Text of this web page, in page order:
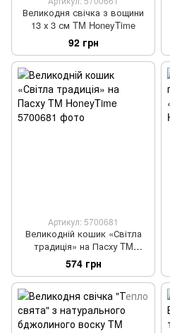
Великодня свічка з вощини
13 х 3 см TM HoneyTime
92 грн
Артикул: 5700681
Великодній кошик «Світла
традиція» на Пасху TM
HoneyTime
574 грн